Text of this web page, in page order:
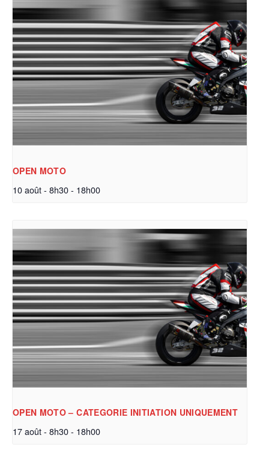
OPEN MOTO
10 août - 8h30- 18h00
OPEN MOTO – CATEGORIE INITIATION UNIQUEMENT
17 août - 8h30- 18h00